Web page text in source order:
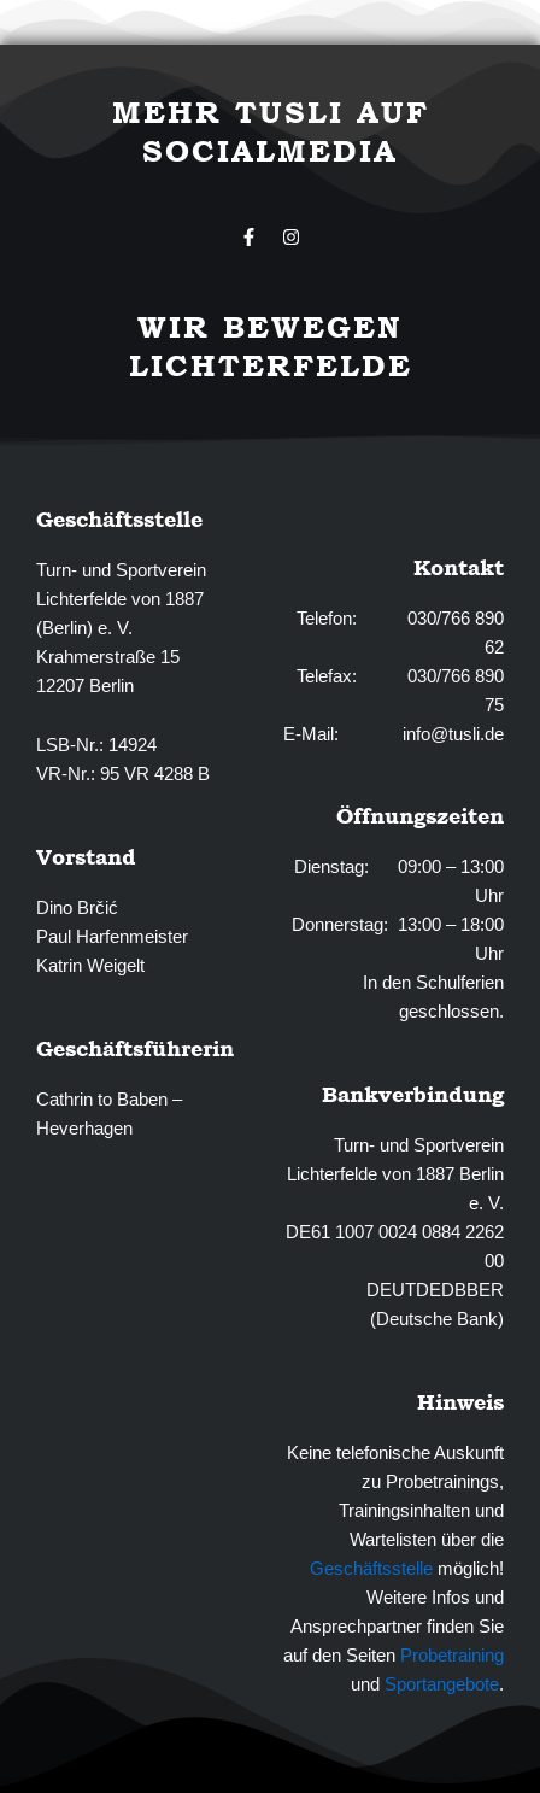
MEHR TUSLI AUF
SOCIALMEDIA
F
a
o
o
k
-
I
n
g
r
a
m
WIR BEWEGEN
LICHTERFELDE
Geschäftsstelle
Turn- und Sportverein
Lichterfelde von 1887
(Berlin) e. V.
Krahmerstraße 15
12207 Berlin
LSB-Nr.: 14924
VR-Nr.: 95 VR 4288 B
Vorstand
Dino Brčić
Paul Harfenmeister
Katrin Weigelt
Geschäftsführerin
Cathrin to Baben –
Heverhagen
Kontakt
Telefon: 030/766 890
62
Telefax: 030/766 890
75
E-Mail: info@tusli.de
Öffnungszeiten
Dienstag: 09:00 – 13:00
Uhr
Donnerstag: 13:00 – 18:00
Uhr
In den Schulferien
geschlossen.
Bankverbindung
Turn- und Sportverein
Lichterfelde von 1887 Berlin
e. V.
DE61 1007 0024 0884 2262
00
DEUTDEDBBER
(Deutsche Bank)
Hinweis
Keine telefonische Auskunft
zu Probetrainings,
Trainingsinhalten und
Wartelisten über die
Geschäftsstelle möglich!
Weitere Infos und
Ansprechpartner finden Sie
auf den Seiten Probetraining
und Sportangebote.